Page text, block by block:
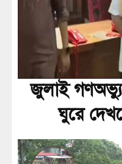
জুলাই
ঘুরে